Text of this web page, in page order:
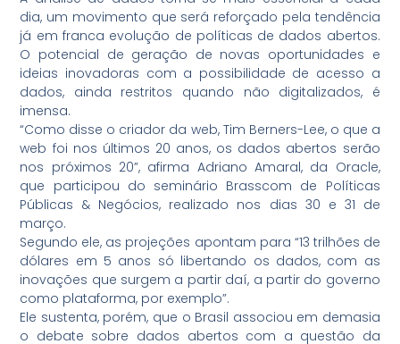
dia, um movimento que será reforçado pela tendência
já em franca evolução de políticas de dados abertos.
O potencial de geração de novas oportunidades e
ideias inovadoras com a possibilidade de acesso a
dados, ainda restritos quando não digitalizados, é
imensa.
“Como disse o criador da web, Tim Berners-Lee, o que a
web foi nos últimos 20 anos, os dados abertos serão
nos próximos 20”, afirma Adriano Amaral, da Oracle,
que participou do seminário Brasscom de Políticas
Públicas & Negócios, realizado nos dias 30 e 31 de
março.
Segundo ele, as projeções apontam para “13 trilhões de
dólares em 5 anos só libertando os dados, com as
inovações que surgem a partir daí, a partir do governo
como plataforma, por exemplo”.
Ele sustenta, porém, que o Brasil associou em demasia
o debate sobre dados abertos com a questão da